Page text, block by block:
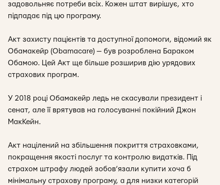
задовольняє потреби всіх. Кожен штат вирішує, хто
підпадає під цю програму.
Акт захисту пацієнтів та доступної допомоги, відомий як
Обамакейр (Obamacare) — був розроблена Бараком
Обамою. Цей Акт ще більше розширив дію урядових
страхових програм.
У 2018 році Обамакейр ледь не скасували президент і
сенат, але її врятував на голосуванні покійний Джон
МакКейн.
Акт націлений на збільшення покриття страховками,
покращення якості послуг та контролю видатків. Під
страхом штрафу людей зобов’язали купити хоча б
мінімальну страхову програму, а для низки категорій